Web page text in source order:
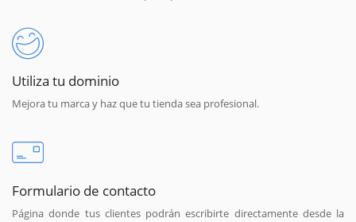
Utiliza tu dominio
Mejora tu marca y haz que tu tienda sea profesional.
Formulario de contacto
Página donde tus clientes podrán escribirte directamente desde la